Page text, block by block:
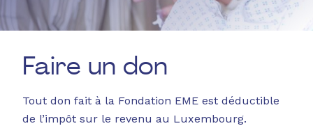
Faire un don
Tout don fait à la Fondation EME est déductible
de l’impôt sur le revenu au Luxembourg.